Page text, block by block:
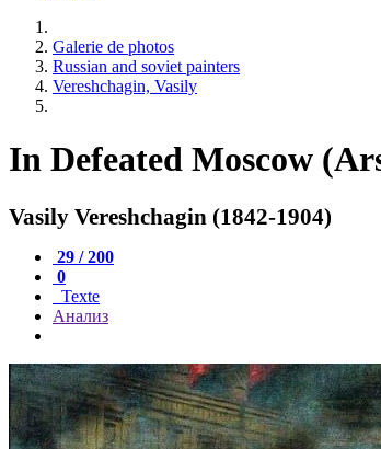
Galerie de photos
Russian and soviet painters
Vereshchagin, Vasily
In Defeated Moscow
Vasily Vereshchagin (1842-1904)
29 / 200
0
Texte
Анализ